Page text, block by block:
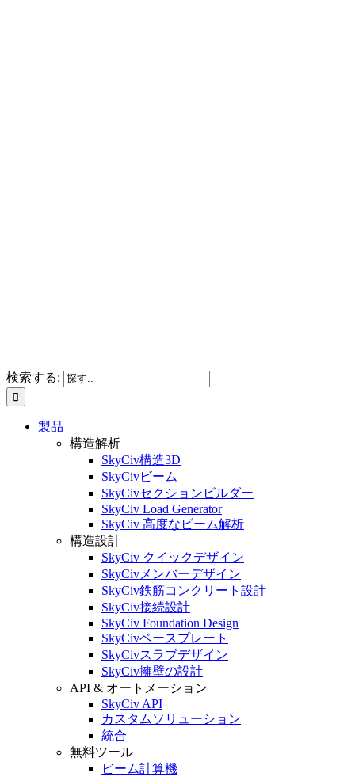
検索する:
製品
構造解析
SkyCiv構造3D
SkyCivビーム
SkyCivセクションビルダー
SkyCiv Load Generator
SkyCiv 高度なビーム解析
構造設計
SkyCiv クイックデザイン
SkyCivメンバーデザイン
SkyCiv鉄筋コンクリート設計
SkyCiv接続設計
SkyCiv Foundation Design
SkyCivベースプレート
SkyCivスラブデザイン
SkyCiv擁壁の設計
API & オートメーション
SkyCiv API
カスタムソリューション
統合
無料ツール
ビーム計算機